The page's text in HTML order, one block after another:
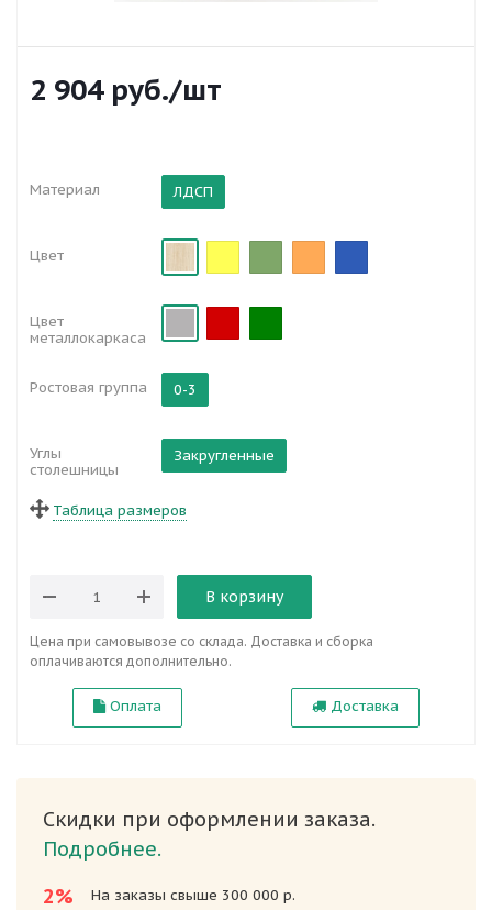
2 904руб./шт
Материал ЛДСП
Цвет
Цвет
металлокаркаса
Ростовая группа 0-3
Углы
столешницы
Закругленные
Таблица размеров
В корзину
Цена при самовывозе со склада. Доставка и сборка
оплачиваются дополнительно.
Оплата Доставка
Скидки при оформлении заказа.
Подробнее.
2%
На заказы свыше 300 000 р.